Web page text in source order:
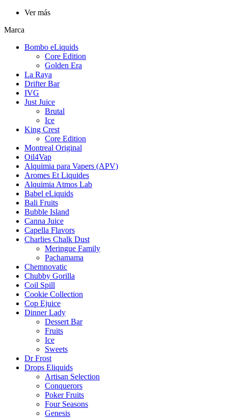
Ver más
Marca
Bombo eLiquids
Core Edition
Golden Era
La Raya
Drifter Bar
IVG
Just Juice
Brutal
Ice
King Crest
Core Edition
Montreal Original
Oil4Vap
Alquimia para Vapers (APV)
Aromes Et Liquides
Alquimia Atmos Lab
Babel eLiquids
Bali Fruits
Bubble Island
Canna Juice
Capella Flavors
Charlies Chalk Dust
Meringue Family
Pachamama
Chemnovatic
Chubby Gorilla
Coil Spill
Cookie Collection
Cop Ejuice
Dinner Lady
Dessert Bar
Fruits
Ice
Sweets
Dr Frost
Drops Eliquids
Artisan Selection
Conquerors
Poker Fruits
Four Seasons
Genesis